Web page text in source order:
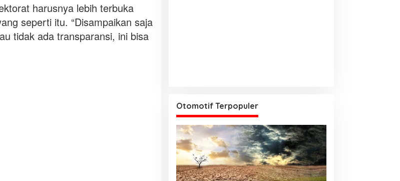
harusnya lebih terbuka
seperti itu. “Disampaikan saja
tidak ada transparansi, ini bisa
Otomotif Terpopuler